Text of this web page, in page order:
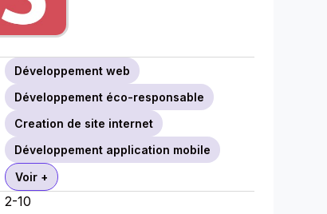
Développement web
Développement éco-responsable
Creation de site internet
Développement application mobile
Voir +
2-10